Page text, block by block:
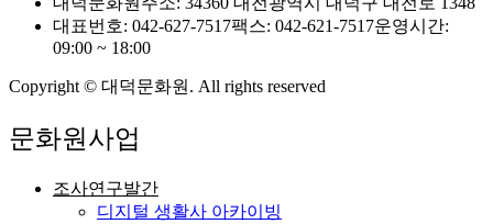
대표번호: 042-627-7517팩스: 042-621-7517운영시간:
09:00 ~ 18:00
Copyright © 대덕문화원. All rights reserved
문화원사업
조사연구발간
디지털 생활사 아카이빙